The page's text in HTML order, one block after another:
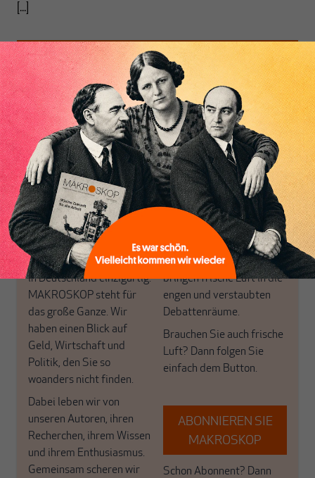
[...]
Nichts schreibt sich
von allein!
Nur für Abonnenten
MAKROSKOP analysiert
wirtschaftspolitische
Themen aus einer
postkeynesianischen
Perspektive und ist damit
in Deutschland einzigartig.
MAKROSKOP steht für
das große Ganze. Wir
haben einen Blick auf
Geld, Wirtschaft und
Politik, den Sie so
woanders nicht finden.
Dabei leben wir von
unseren Autoren, ihren
Recherchen, ihrem Wissen
und ihrem Enthusiasmus.
Gemeinsam scheren wir
Wir verlassen die
journalistische Filterblase,
in der sich viele
eingerichtet haben. Wir
öffnen Fenster und
bringen frische Luft in die
engen und verstaubten
Debattenräume.
Brauchen Sie auch frische
Luft? Dann folgen Sie
einfach dem Button.
ABONNIEREN SIE
MAKROSKOP
Schon Abonnent? Dann